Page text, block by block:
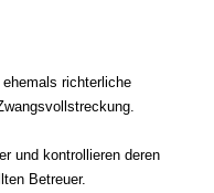
richterliche
und kontrollieren deren
Betreuer.